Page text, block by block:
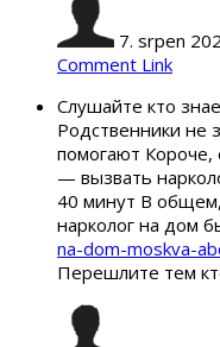
7. srpen
Comment Link
Слушайте кто
Родственники не
помогают Короче,
— вызвать
40 минут В
нарколог на дом
na-dom-moskva-
Перешлите тем